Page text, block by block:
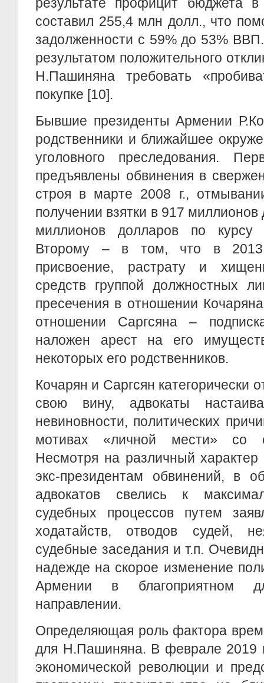
составил 255,4 млн долл., что
задолженности с 59% до 53%
результатом положительного
Н.Пашиняна требовать
покупке [10].
Бывшие президенты Армении
родственники и ближайшее
уголовного преследования.
предъявлены обвинения в
строя в марте 2008 г.,
получении взятки в 917
миллионов долларов по курсу
Второму – в том, что в 2013
присвоение, растрату и
средств группой должностных
пресечения в отношении
отношении Саргсяна –
наложен арест на его
некоторых его родственников.
Кочарян и Саргсян категорически
свою вину, адвокаты
невиновности, политических
мотивах «личной мести» со
Несмотря на различный
экс-президентам обвинений, в
адвокатов свелись к
судебных процессов путем
ходатайств, отводов судей,
судебные заседания и т.п.
надежде на скорое изменение
Армении в благоприятном
направлении.
Определяющая роль фактора
для Н.Пашиняна. В феврале 2019
экономической революции и